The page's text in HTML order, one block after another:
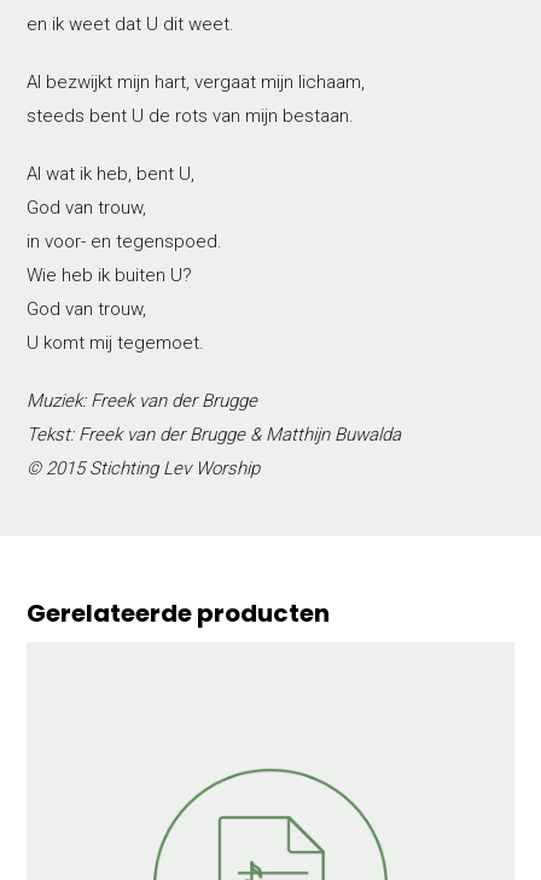
en ik weet dat U dit weet.
Al bezwijkt mijn hart, vergaat mijn lichaam,
steeds bent U de rots van mijn bestaan.
Al wat ik heb, bent U,
God van trouw,
in voor- en tegenspoed.
Wie heb ik buiten U?
God van trouw,
U komt mij tegemoet.
Muziek: Freek van der Brugge
Tekst: Freek van der Brugge & Matthijn Buwalda
© 2015 Stichting Lev Worship
Gerelateerde producten